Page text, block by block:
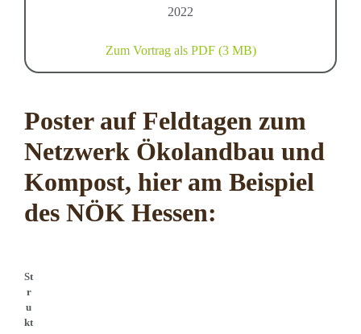
2022
Zum Vortrag als PDF (3 MB)
Poster auf Feldtagen zum
Netzwerk Ökolandbau und
Kompost, hier am Beispiel
des NÖK Hessen:
St
r
u
kt